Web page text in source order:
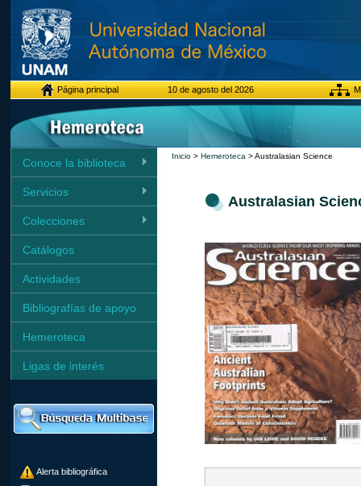
Página principal 10 de agosto del 2026
Conoce la biblioteca
Servicios
Colecciones
Catálogos
Actividades
Bibliografías de apoyo
Hemeroteca
Ligas de interés
Alerta bibliográfica
Inicio> Hemeroteca > Australasian Science
Australasian